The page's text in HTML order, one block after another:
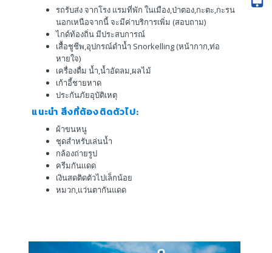
รถรับส่ง จากโรง แรมที่พัก ในเมือง,ป่าตอง,กะตะ,กะรน
นอกเหนือจากนี้ จะมีค่าบริการเพิ่ม (สอบถาม)
ไกด์ท้องถิ่น มีประสบการณ์
เสื้อชูชีพ,อุปกรณ์ดำน้ำ Snorkelling (หน้ากาก,ท่อ
หายใจ)
เครื่องดื่ม น้ำ,น้ำอัดลม,ผลไม้
เก้าอี้ชายหาด
ประกันภัยอุบัติเหตุ
แนะนำ สิ่งที่ต้องติดตัวไป:
ผ้าขนหนู
ชุดสำหรับเล่นน้ำ
กล้องถ่ายรูป
ครีมกันเเดด
เงินสดติดตัวไปเล็กน้อย
หมวก,เเว่นตากันแดด